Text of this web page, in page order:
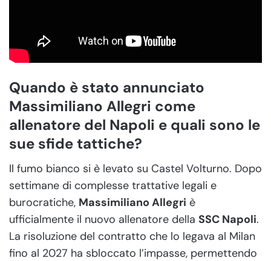
Quando è stato annunciato
Massimiliano Allegri come
allenatore del Napoli e quali sono le
sue sfide tattiche?
Il fumo bianco si è levato su Castel Volturno. Dopo
settimane di complesse trattative legali e
burocratiche, Massimiliano Allegri è
ufficialmente il nuovo allenatore della SSC Napoli.
La risoluzione del contratto che lo legava al Milan
fino al 2027 ha sbloccato l’impasse, permettendo